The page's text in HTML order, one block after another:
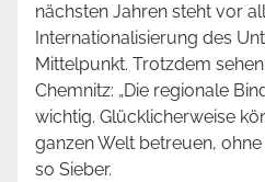
nächsten Jahren steht vor
Internationalisierung des
Mittelpunkt. Trotzdem
Chemnitz: „Die regionale
wichtig. Glücklicherweise
ganzen Welt betreuen, ohne
so Sieber.